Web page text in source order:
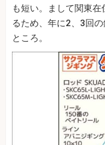
も短い。まして関東
るため、年に2、3回
ところ。